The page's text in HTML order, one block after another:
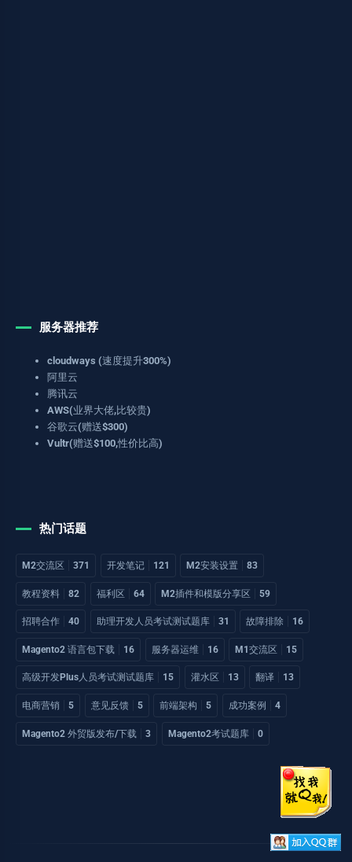
服务器推荐
cloudways (速度提升300%)
阿里云
腾讯云
AWS(业界大佬,比较贵)
谷歌云(赠送$300)
Vultr(赠送$100,性价比高)
热门话题
M2交流区 371 开发笔记 121 M2安装设置 83
教程资料 82 福利区 64 M2插件和模版分享区 59
招聘合作 40 助理开发人员考试测试题库 31 故障排除 16
Magento2 语言包下载 16 服务器运维 16 M1交流区 15
高级开发Plus人员考试测试题库 15 灌水区 13 翻译 13
电商营销 5 意见反馈 5 前端架构 5 成功案例 4
Magento2 外贸版发布/下载 3 Magento2考试题库 0